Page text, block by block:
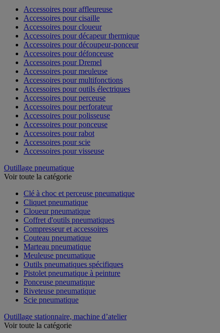
Accessoires pour affleureuse
Accessoires pour cisaille
Accessoires pour cloueur
Accessoires pour décapeur thermique
Accessoires pour découpeur-ponceur
Accessoires pour défonceuse
Accessoires pour Dremel
Accessoires pour meuleuse
Accessoires pour multifonctions
Accessoires pour outils électriques
Accessoires pour perceuse
Accessoires pour perforateur
Accessoires pour polisseuse
Accessoires pour ponceuse
Accessoires pour rabot
Accessoires pour scie
Accessoires pour visseuse
Outillage pneumatique
Voir toute la catégorie
Clé à choc et perceuse pneumatique
Cliquet pneumatique
Cloueur pneumatique
Coffret d'outils pneumatiques
Compresseur et accessoires
Couteau pneumatique
Marteau pneumatique
Meuleuse pneumatique
Outils pneumatiques spécifiques
Pistolet pneumatique à peinture
Ponceuse pneumatique
Riveteuse pneumatique
Scie pneumatique
Outillage stationnaire, machine d’atelier
Voir toute la catégorie